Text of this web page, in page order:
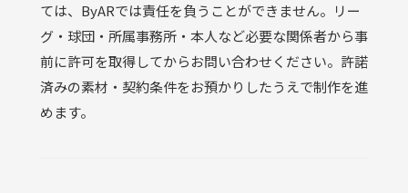
ては、ByARでは責任を負うことができません。リー
グ・球団・所属事務所・本人など必要な関係者から事
前に許可を取得してからお問い合わせください。許諾
済みの素材・契約条件をお預かりしたうえで制作を進
めます。